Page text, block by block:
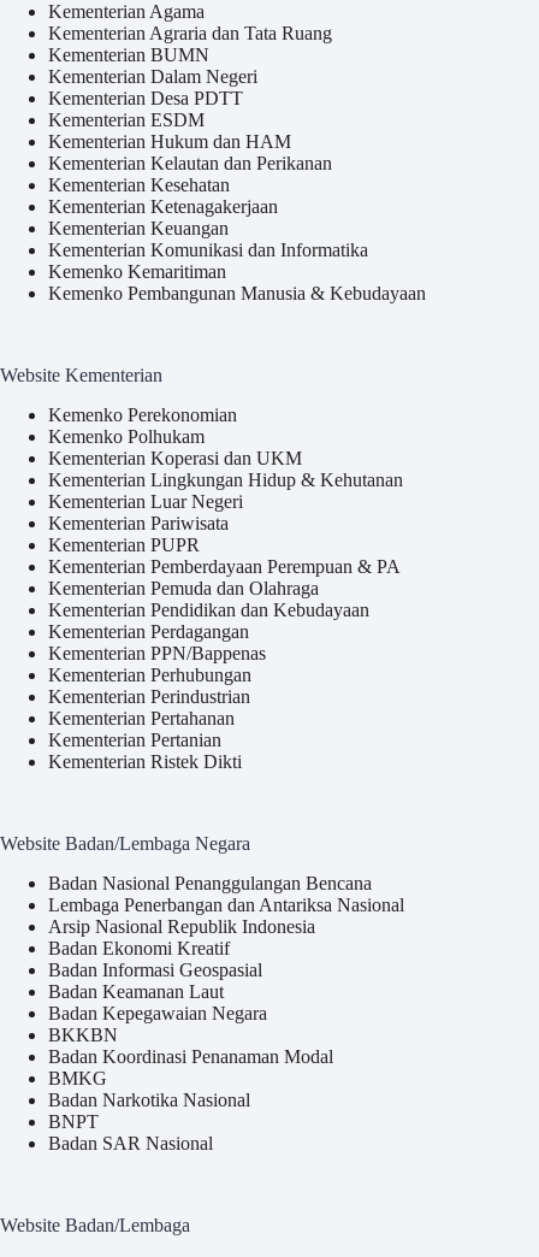
Kementerian Agama
Kementerian Agraria dan Tata Ruang
Kementerian BUMN
Kementerian Dalam Negeri
Kementerian Desa PDTT
Kementerian ESDM
Kementerian Hukum dan HAM
Kementerian Kelautan dan Perikanan
Kementerian Kesehatan
Kementerian Ketenagakerjaan
Kementerian Keuangan
Kementerian Komunikasi dan Informatika
Kemenko Kemaritiman
Kemenko Pembangunan Manusia & Kebudayaan
Website Kementerian
Kemenko Perekonomian
Kemenko Polhukam
Kementerian Koperasi dan UKM
Kementerian Lingkungan Hidup & Kehutanan
Kementerian Luar Negeri
Kementerian Pariwisata
Kementerian PUPR
Kementerian Pemberdayaan Perempuan & PA
Kementerian Pemuda dan Olahraga
Kementerian Pendidikan dan Kebudayaan
Kementerian Perdagangan
Kementerian PPN/Bappenas
Kementerian Perhubungan
Kementerian Perindustrian
Kementerian Pertahanan
Kementerian Pertanian
Kementerian Ristek Dikti
Website Badan/Lembaga Negara
Badan Nasional Penanggulangan Bencana
Lembaga Penerbangan dan Antariksa Nasional
Arsip Nasional Republik Indonesia
Badan Ekonomi Kreatif
Badan Informasi Geospasial
Badan Keamanan Laut
Badan Kepegawaian Negara
BKKBN
Badan Koordinasi Penanaman Modal
BMKG
Badan Narkotika Nasional
BNPT
Badan SAR Nasional
Website Badan/Lembaga